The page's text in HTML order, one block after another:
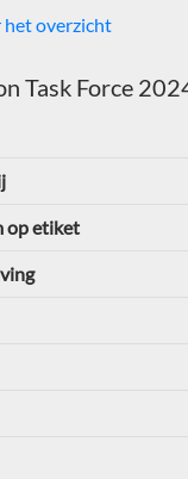
het overzicht
Task Force
op etiket